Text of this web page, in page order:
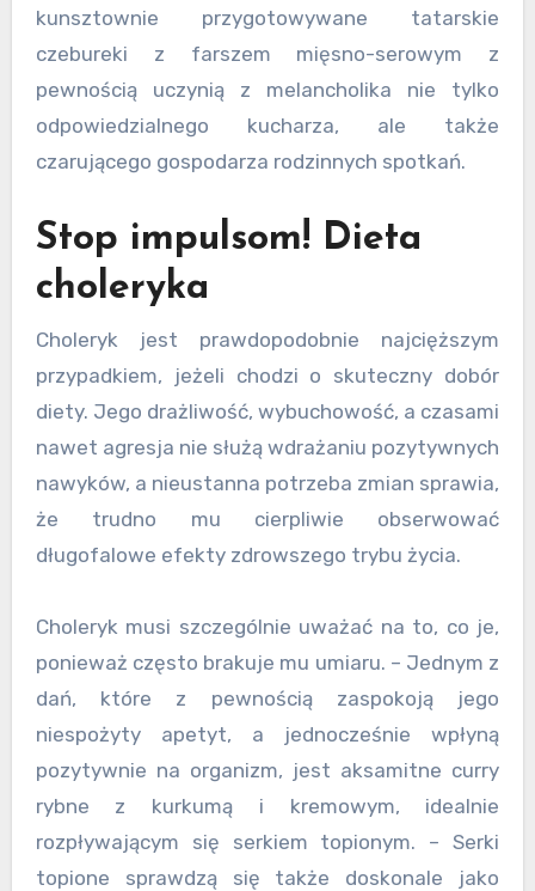
kunsztownie przygotowywane tatarskie
czebureki z farszem mięsno-serowym z
pewnością uczynią z melancholika nie tylko
odpowiedzialnego kucharza, ale także
czarującego gospodarza rodzinnych spotkań.
Stop impulsom! Dieta
choleryka
Choleryk jest prawdopodobnie najcięższym
przypadkiem, jeżeli chodzi o skuteczny dobór
diety. Jego drażliwość, wybuchowość, a czasami
nawet agresja nie służą wdrażaniu pozytywnych
nawyków, a nieustanna potrzeba zmian sprawia,
że trudno mu cierpliwie obserwować
długofalowe efekty zdrowszego trybu życia.
Choleryk musi szczególnie uważać na to, co je,
ponieważ często brakuje mu umiaru. – Jednym z
dań, które z pewnością zaspokoją jego
niespożyty apetyt, a jednocześnie wpłyną
pozytywnie na organizm, jest aksamitne curry
rybne z kurkumą i kremowym, idealnie
rozpływającym się serkiem topionym. – Serki
topione sprawdzą się także doskonale jako